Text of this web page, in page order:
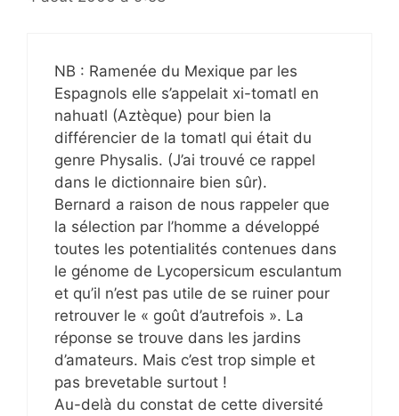
NB : Ramenée du Mexique par les
Espagnols elle s’appelait xi-tomatl en
nahuatl (Aztèque) pour bien la
différencier de la tomatl qui était du
genre Physalis. (J’ai trouvé ce rappel
dans le dictionnaire bien sûr).
Bernard a raison de nous rappeler que
la sélection par l’homme a développé
toutes les potentialités contenues dans
le génome de Lycopersicum esculantum
et qu’il n’est pas utile de se ruiner pour
retrouver le « goût d’autrefois ». La
réponse se trouve dans les jardins
d’amateurs. Mais c’est trop simple et
pas brevetable surtout !
Au-delà du constat de cette diversité